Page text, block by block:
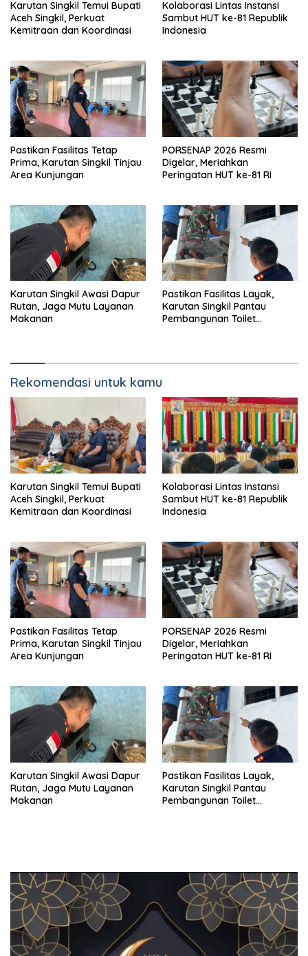
Karutan Singkil Temui Bupati
Aceh Singkil, Perkuat
Kemitraan dan Koordinasi
Kolaborasi Lintas Instansi
Sambut HUT ke-81 Republik
Indonesia
Pastikan Fasilitas Tetap
Prima, Karutan Singkil Tinjau
Area Kunjungan
PORSENAP 2026 Resmi
Digelar, Meriahkan
Peringatan HUT ke-81 RI
Karutan Singkil Awasi Dapur
Rutan, Jaga Mutu Layanan
Makanan
Pastikan Fasilitas Layak,
Karutan Singkil Pantau
Pembangunan Toilet
Rekomendasi untuk kamu
Karutan Singkil Temui Bupati
Aceh Singkil, Perkuat
Kemitraan dan Koordinasi
Kolaborasi Lintas Instansi
Sambut HUT ke-81 Republik
Indonesia
Pastikan Fasilitas Tetap
Prima, Karutan Singkil Tinjau
Area Kunjungan
PORSENAP 2026 Resmi
Digelar, Meriahkan
Peringatan HUT ke-81 RI
Karutan Singkil Awasi Dapur
Rutan, Jaga Mutu Layanan
Makanan
Pastikan Fasilitas Layak,
Karutan Singkil Pantau
Pembangunan Toilet